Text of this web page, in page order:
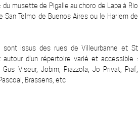
musette de Pigalle au choro de Lapa à Rio
San Telmo de Buenos Aires ou le Harlem de
sont issus des rues de Villeurbanne et St
autour d'un répertoire varié et accessible :
Viseur, Jobim, Piazzola, Jo Privat, Piaf,
Brassens, etc